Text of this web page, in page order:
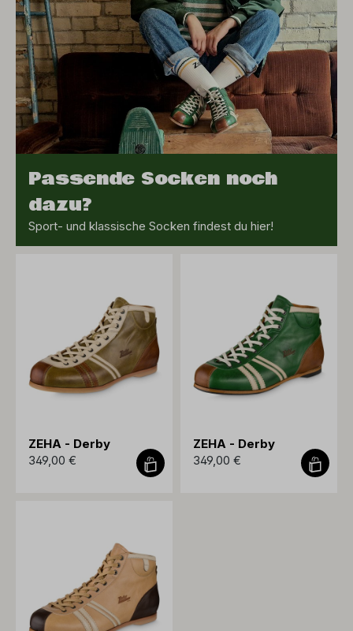
Passende Socken noch
dazu?
Sport- und klassische Socken findest du hier!
ZEHA - Derby
349,00 €
ZEHA - Derby
349,00 €